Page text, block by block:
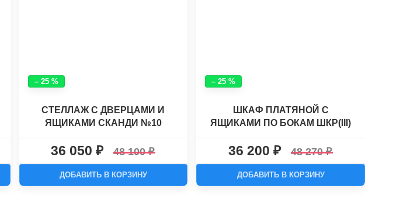
– 25 %
СТЕЛЛАЖ С ДВЕРЦАМИ И
ЯЩИКАМИ СКАНДИ №10
36 050 48 100
ДОБАВИТЬ В КОРЗИНУ
– 25 %
ШКАФ ПЛАТЯНОЙ С
ЯЩИКАМИ ПО БОКАМ ШКР(III)
№11
36 200 48 270
ДОБАВИТЬ В КОРЗИНУ